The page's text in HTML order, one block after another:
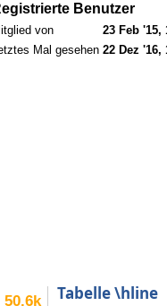
Benutzer
von
23 Feb '15,
Mal gesehen 22 Dez '16,
50.6k Tabelle \hline